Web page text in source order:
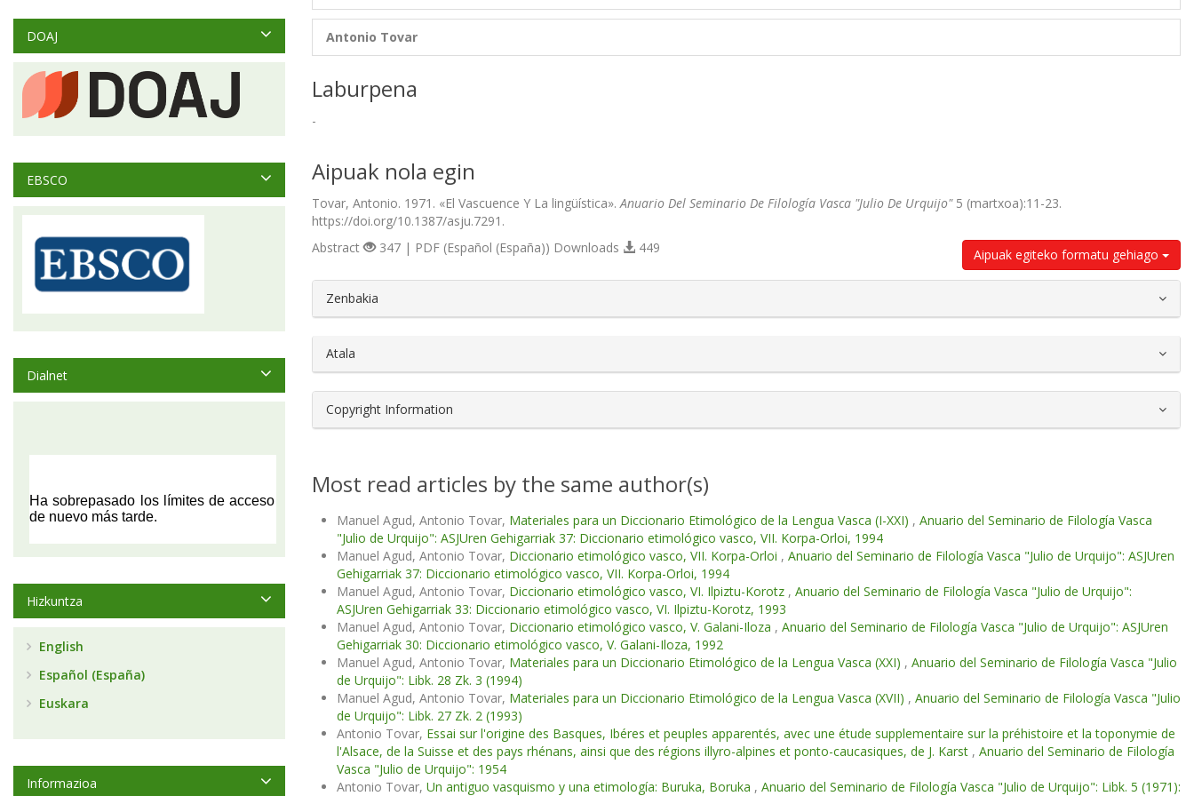
Antonio Tovar
Laburpena
-
Aipuak nola egin
Tovar, Antonio. 1971. «El Vascuence Y La lingüística».Anuario Del Seminario De Filología Vasca "Julio De Urquijo"5 (martxoa):11-23.
https://doi.org/10.1387/asju.7291.
Aipuak egiteko formatu gehiago
Abstract 347 | PDF (Español (España)) Downloads 449
##plugins.themes.bootstrap3.article.details##
Zenbakia
Atala
Copyright Information
Most read articles by the same author(s)
Manuel Agud, Antonio Tovar, Materiales para un Diccionario Etimológico de la Lengua Vasca (I-XXI) , Anuario del Seminario de Filología Vasca
"Julio de Urquijo": ASJUren Gehigarriak 37: Diccionario etimológico vasco, VII. Korpa-Orloi, 1994
Manuel Agud, Antonio Tovar, Diccionario etimológico vasco, VII. Korpa-Orloi , Anuario del Seminario de Filología Vasca "Julio de Urquijo": ASJUren
Gehigarriak 37: Diccionario etimológico vasco, VII. Korpa-Orloi, 1994
Manuel Agud, Antonio Tovar, Diccionario etimológico vasco, VI. Ilpiztu-Korotz , Anuario del Seminario de Filología Vasca "Julio de Urquijo":
ASJUren Gehigarriak 33: Diccionario etimológico vasco, VI. Ilpiztu-Korotz, 1993
Manuel Agud, Antonio Tovar, Diccionario etimológico vasco, V. Galani-Iloza , Anuario del Seminario de Filología Vasca "Julio de Urquijo": ASJUren
Gehigarriak 30: Diccionario etimológico vasco, V. Galani-Iloza, 1992
Manuel Agud, Antonio Tovar, Materiales para un Diccionario Etimológico de la Lengua Vasca (XXI) , Anuario del Seminario de Filología Vasca "Julio
de Urquijo": Libk. 28 Zk. 3 (1994)
Manuel Agud, Antonio Tovar, Materiales para un Diccionario Etimológico de la Lengua Vasca (XVII) , Anuario del Seminario de Filología Vasca "Julio
de Urquijo": Libk. 27 Zk. 2 (1993)
Antonio Tovar, Essai sur l'origine des Basques, Ibéres et peuples apparentés, avec une étude supplementaire sur la préhistoire et la toponymie de
l'Alsace, de la Suisse et des pays rhénans, ainsi que des régions illyro-alpines et ponto-caucasiques, de J. Karst , Anuario del Seminario de Filología
Vasca "Julio de Urquijo": 1954
Antonio Tovar, Un antiguo vasquismo y una etimología: Buruka, Boruka , Anuario del Seminario de Filología Vasca "Julio de Urquijo": Libk. 5 (1971):
DOAJ
EBSCO
Dialnet
Hizkuntza
English
Español (España)
Euskara
Informazioa